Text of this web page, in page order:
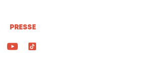
PRESSE